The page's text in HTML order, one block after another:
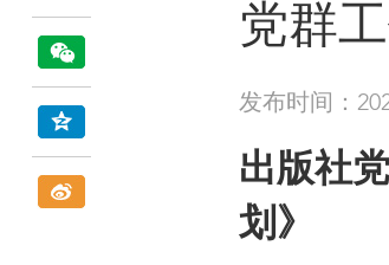
党群
发布时间：
出版社
划》